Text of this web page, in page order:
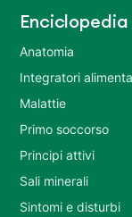
Anatomia
Integratori
Malattie
Primo soccorso
Principi attivi
Sali minerali
Sintomi e disturbi